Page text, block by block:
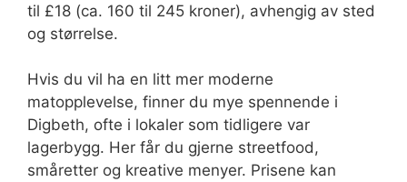
til £18 (ca. 160 til 245 kroner), avhengig av sted
og størrelse.
Hvis du vil ha en litt mer moderne
matopplevelse, finner du mye spennende i
Digbeth, ofte i lokaler som tidligere var
lagerbygg. Her får du gjerne streetfood,
småretter og kreative menyer. Prisene kan